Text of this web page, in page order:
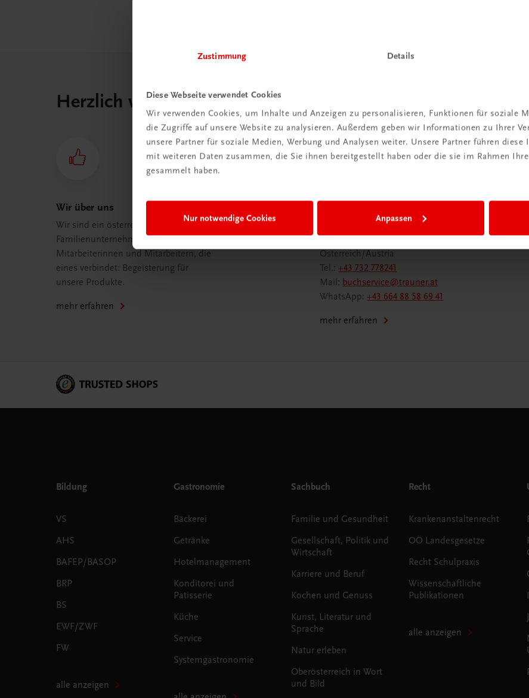
Zustimmung Details
Diese Webseite verwendet Cookies
Wir verwenden Cookies, um Inhalte und Anzeigen zu personalisieren, Funktionen für soziale
die Zugriffe auf unsere Website zu analysieren. Außerdem geben wir Informationen zu Ihrer
unsere Partner für soziale Medien, Werbung und Analysen weiter. Unsere Partner führen
mit weiteren Daten zusammen, die Sie ihnen bereitgestellt haben oder die sie im Rahmen
gesammelt haben.
Nur notwendige Cookies Anpassen
Herzlich willkommen bei TRAUNER!
Wir über uns
Wir sind ein österreichisches
Familienunternehmen mit 75
Mitarbeiterinnen und Mitarbeitern, die
eines verbindet: Begeisterung für
unsere Produkte.
mehr erfahren
TRAUNER Verlag + Buchservice GmbH
Köglstraße 14 | 4020 Linz
Österreich/Austria
Tel.:+43 732 778241
Mail: buchservice@trauner.at
WhatsApp:+43 664 88 58 69 41
mehr erfahren
Bildung
VS
AHS
BAFEP/BASOP
BRP
BS
EWF/ZWF
FW
alle anzeigen
Gastronomie
Bäckerei
Getränke
Hotelmanagement
Konditorei und
Patisserie
Küche
Service
Systemgastronomie
Sachbuch
Familie und Gesundheit
Gesellschaft, Politik und
Wirtschaft
Karriere und Beruf
Kochen und Genuss
Kunst, Literatur und
Sprache
Natur erleben
Oberösterreich in Wort
und Bild
Recht
Krankenanstaltenrecht
OÖ Landesgesetze
Recht Schulpraxis
Wissenschaftliche
Publikationen
alle anzeigen